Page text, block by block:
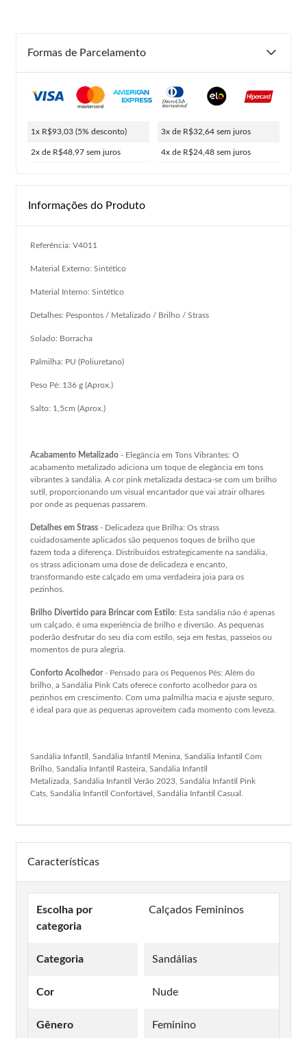
Formas de Parcelamento
1x R$93,03 (5% desconto)
2x de R$48,97 sem juros
3x de R$32,64 sem juros
4x de R$24,48 sem juros
Informações do Produto
Referência: V4011
Material Externo: Sintético
Material Interno: Sintético
Detalhes: Pespontos / Metalizado / Brilho / Strass
Solado: Borracha
Palmilha: PU (Poliuretano)
Peso Pé: 136 g (Aprox.)
Salto: 1,5cm (Aprox.)
Acabamento Metalizado - Elegância em Tons Vibrantes: O
acabamento metalizado adiciona um toque de elegância em tons
vibrantes à sandália. A cor pink metalizada destaca-se com um brilho
sutil, proporcionando um visual encantador que vai atrair olhares
por onde as pequenas passarem.
Detalhes em Strass - Delicadeza que Brilha: Os strass
cuidadosamente aplicados são pequenos toques de brilho que
fazem toda a diferença. Distribuídos estrategicamente na sandália,
os strass adicionam uma dose de delicadeza e encanto,
transformando este calçado em uma verdadeira joia para os
pezinhos.
Brilho Divertido para Brincar com Estilo: Esta sandália não é apenas
um calçado, é uma experiência de brilho e diversão. As pequenas
poderão desfrutar do seu dia com estilo, seja em festas, passeios ou
momentos de pura alegria.
Conforto Acolhedor- Pensado para os Pequenos Pés: Além do
brilho, a Sandália Pink Cats oferece conforto acolhedor para os
pezinhos em crescimento. Com uma palmilha macia e ajuste seguro,
é ideal para que as pequenas aproveitem cada momento com leveza.
Sandália Infantil, Sandália Infantil Menina, Sandália Infantil Com
Brilho, Sandália Infantil Rasteira, Sandália Infantil
Metalizada, Sandália Infantil Verão 2023, Sandália Infantil Pink
Cats, Sandália Infantil Confortável, Sandália Infantil Casual.
Características
Escolha por
categoria
Calçados Femininos
Categoria Sandálias
Cor Nude
Gênero Feminino